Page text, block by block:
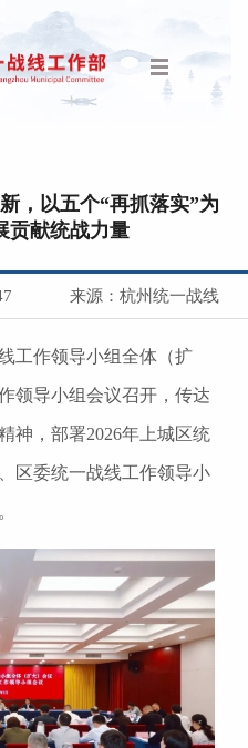
，以五个“再抓落实”为
贡献统战力量
来源：杭州统一战线
工作领导小组全体（扩
领导小组会议召开，传达
神，部署2026年上城区统
区委统一战线工作领导小